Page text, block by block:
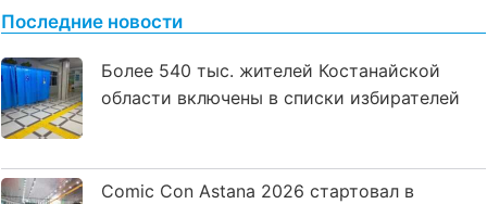
Последние новости
Более 540 тыс. жителей Костанайской
области включены в списки избирателей
Comic Con Astana 2026 стартовал в